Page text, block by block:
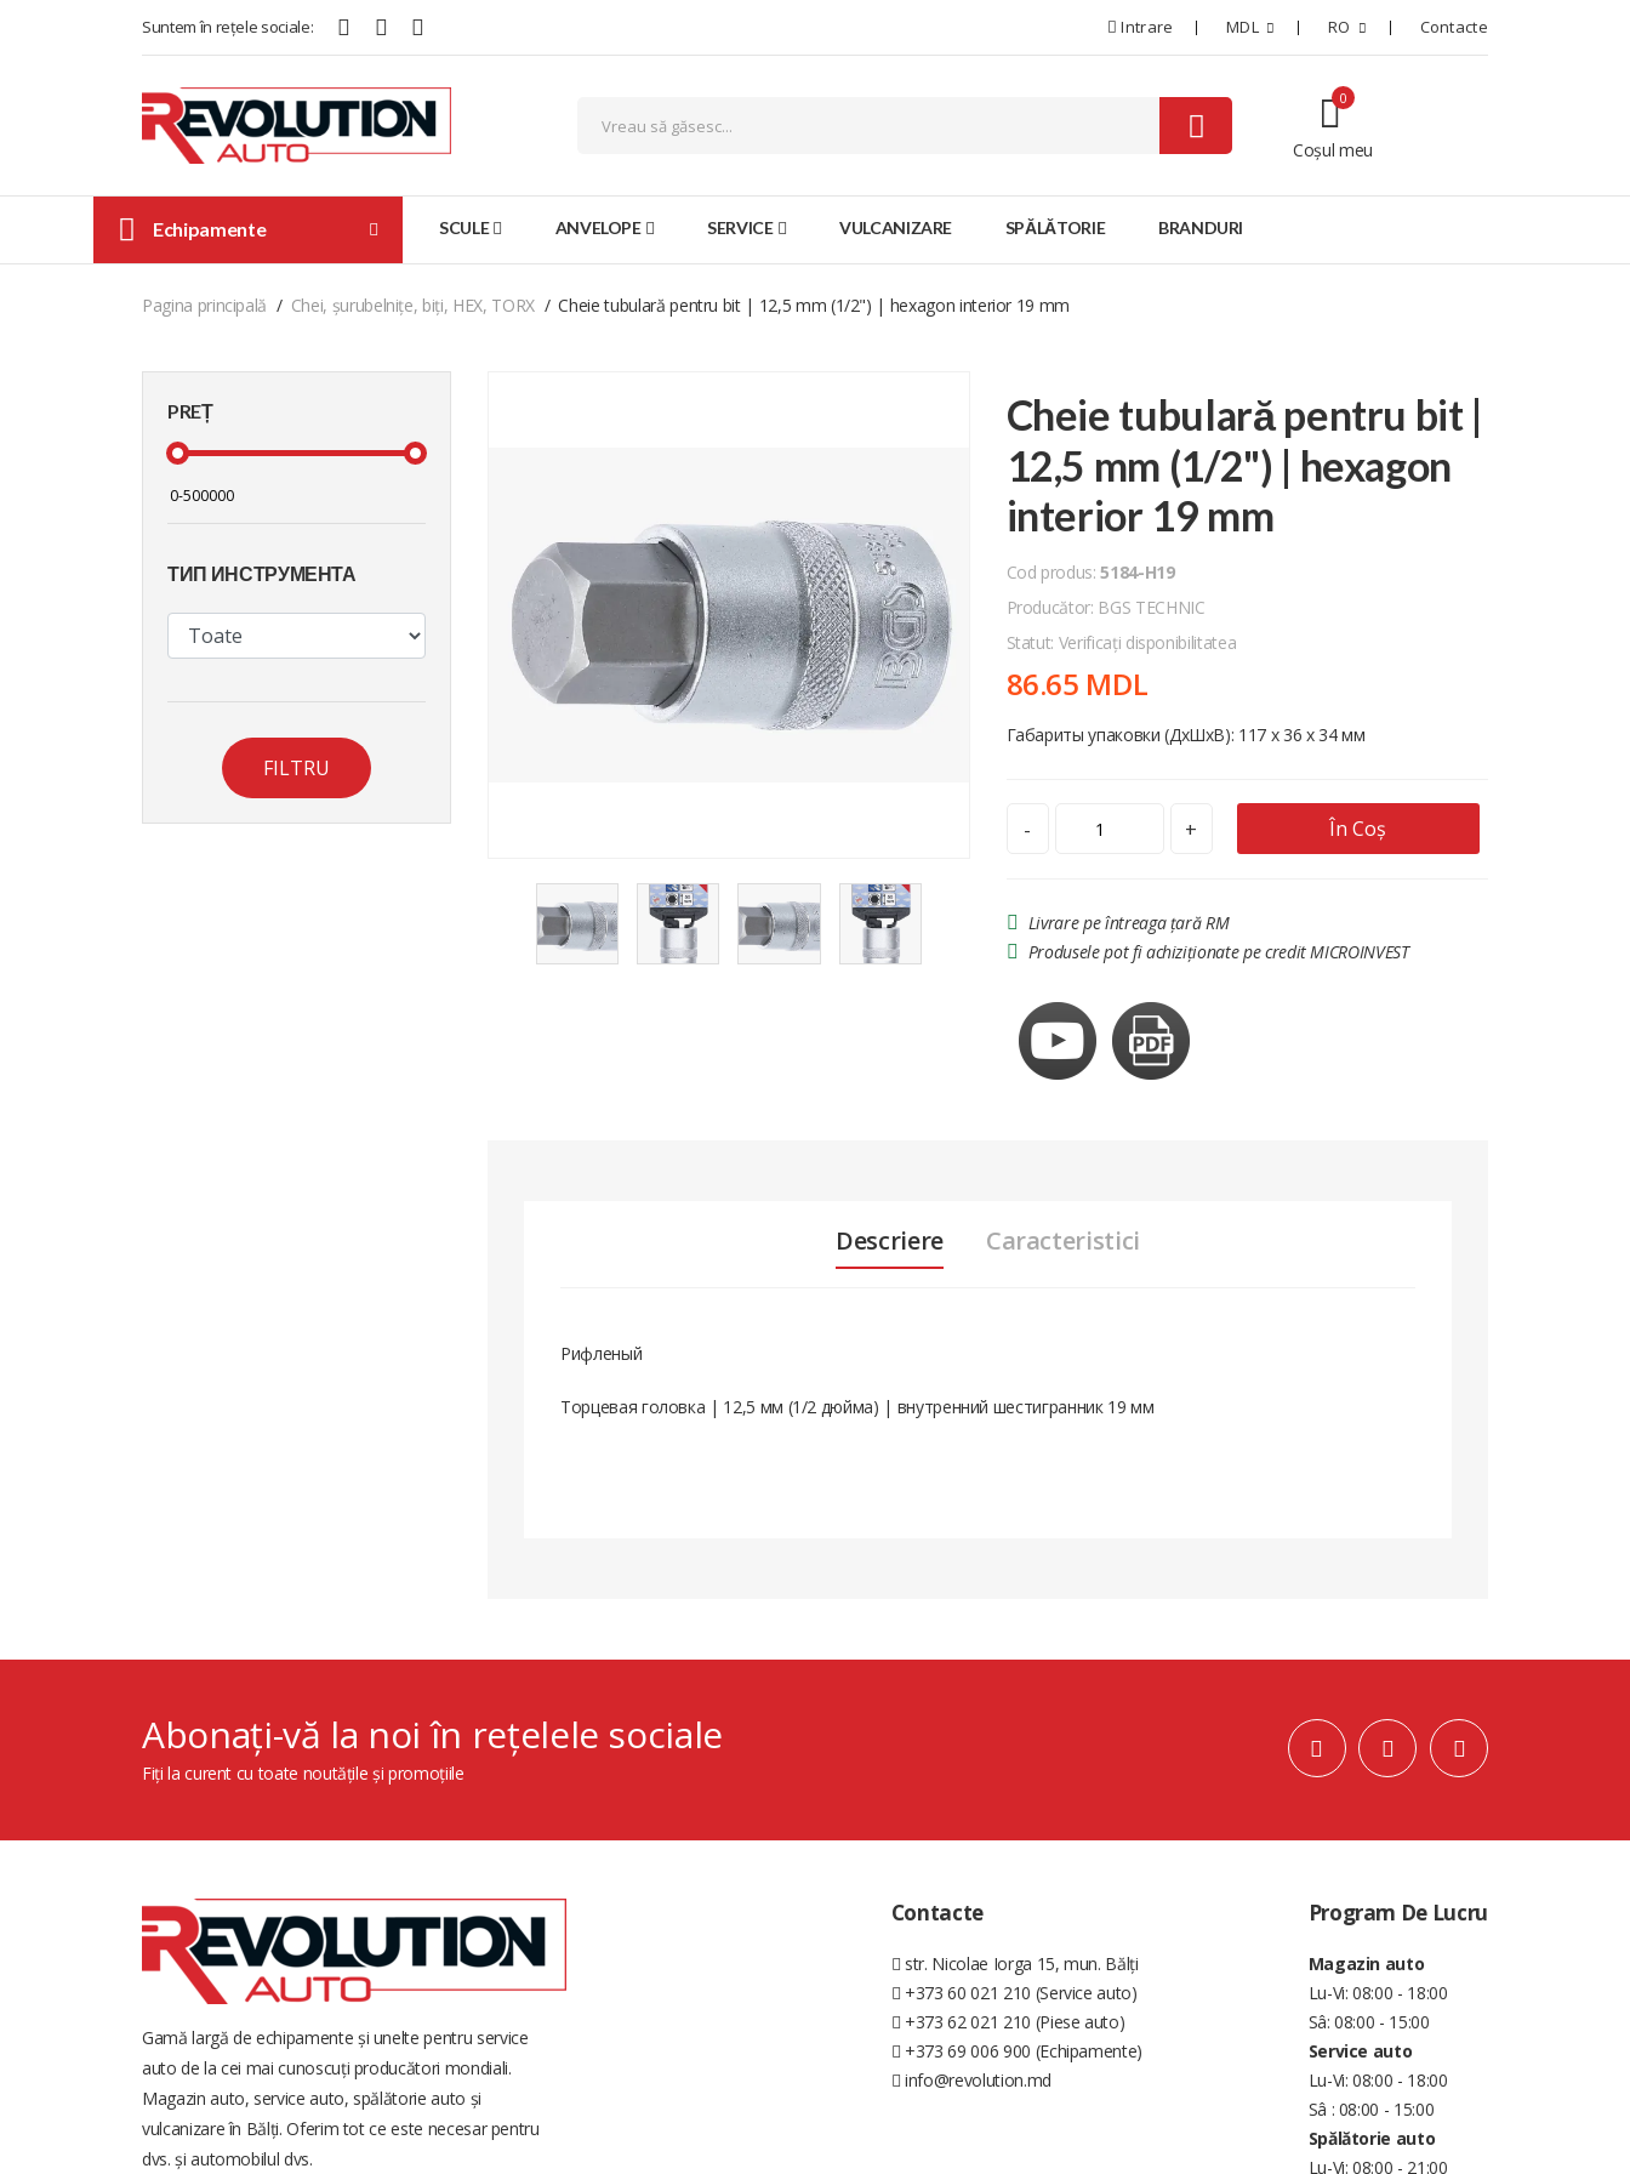
Suntem în rețele sociale: Intrare MDL RO Contacte
Coșul meu
0
Echipamente SCULE ANVELOPE SERVICE VULCANIZARE SPĂLĂTORIE BRANDURI
Pagina principală Chei, șurubelnițe, biți, HEX, TORX Cheie tubulară pentru bit | 12,5 mm (1/2") | hexagon interior 19 mm
PREȚ
ТИП ИНСТРУМЕНТА
FILTRU
Cheie tubulară pentru bit |
12,5 mm (1/2") | hexagon
interior 19 mm
Cod produs:5184-H19
Producător: BGS TECHNIC
Statut: Verificați disponibilitatea
86.65 MDL
Габариты упаковки (ДхШхВ): 117 x 36 x 34 мм
- + În Coș
Livrare pe întreaga țară RM
Produsele pot fi achiziționate pe credit MICROINVEST
Descriere Caracteristici
Pифленый
Торцевая головка | 12,5 мм (1/2 дюйма) | внутренний шестигранник 19 мм
Abonați-vă la noi în rețelele sociale
Fiți la curent cu toate noutățile și promoțiile
Gamă largă de echipamente și unelte pentru service
auto de la cei mai cunoscuți producători mondiali.
Magazin auto, service auto, spălătorie auto și
vulcanizare în Bălți. Oferim tot ce este necesar pentru
dvs. și automobilul dvs.
Contacte
str. Nicolae Iorga 15, mun. Bălți
+373 60 021 210 (Service auto)
+373 62 021 210 (Piese auto)
+373 69 006 900 (Echipamente)
info@revolution.md
Program De Lucru
Magazin auto
Lu-Vi: 08:00 - 18:00
Sâ: 08:00 - 15:00
Service auto
Lu-Vi: 08:00 - 18:00
Sâ : 08:00 - 15:00
Spălătorie auto
Lu-Vi: 08:00 - 21:00